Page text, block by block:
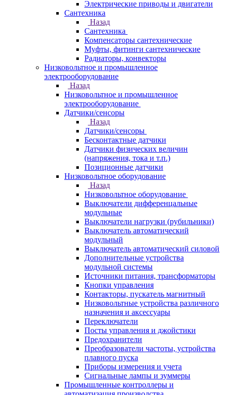
Электрические приводы и двигатели
Сантехника
Назад
Сантехника
Компенсаторы сантехнические
Муфты, фитинги сантехнические
Радиаторы, конвекторы
Низковольтное и промышленное
электрооборудование
Назад
Низковольтное и промышленное
электрооборудование
Датчики/сенсоры
Назад
Датчики/сенсоры
Бесконтактные датчики
Датчики физических величин
(напряжения, тока и т.п.)
Позиционные датчики
Низковольтное оборудование
Назад
Низковольтное оборудование
Выключатели дифференцальные
модульные
Выключатели нагрузки (рубильники)
Выключатель автоматический
модульный
Выключатель автоматический силовой
Дополнительные устройства
модульной системы
Источники питания, трансформаторы
Кнопки управления
Контакторы, пускатель магнитный
Низковольтные устройства различного
назначения и аксессуары
Переключатели
Посты управления и джойстики
Предохранители
Преобразователи частоты, устройства
плавного пуска
Приборы измерения и учета
Сигнальные лампы и зуммеры
Промышленные контроллеры и